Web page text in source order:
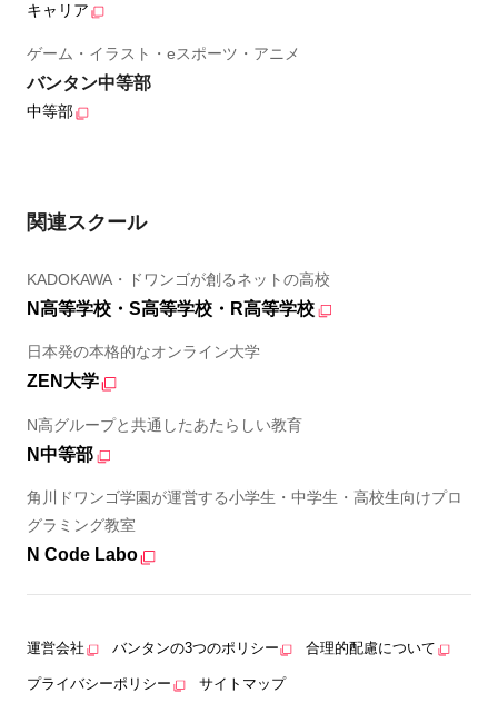
キャリア
ゲーム・イラスト・eスポーツ・アニメ
バンタン中等部
中等部
関連スクール
KADOKAWA・ドワンゴが創るネットの高校
N高等学校・S高等学校・R高等学校
日本発の本格的なオンライン大学
ZEN大学
N高グループと共通したあたらしい教育
N中等部
角川ドワンゴ学園が運営する小学生・中学生・高校生向けプロ
グラミング教室
N Code Labo
運営会社 バンタンの3つのポリシー 合理的配慮について
プライバシーポリシー サイトマップ